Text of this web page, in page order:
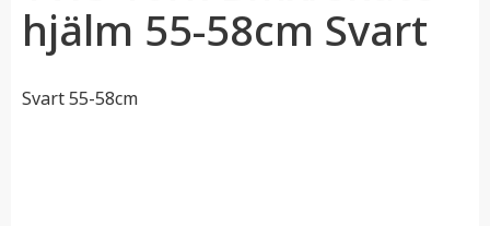
hjälm 55-58cm Svart
Svart 55-58cm